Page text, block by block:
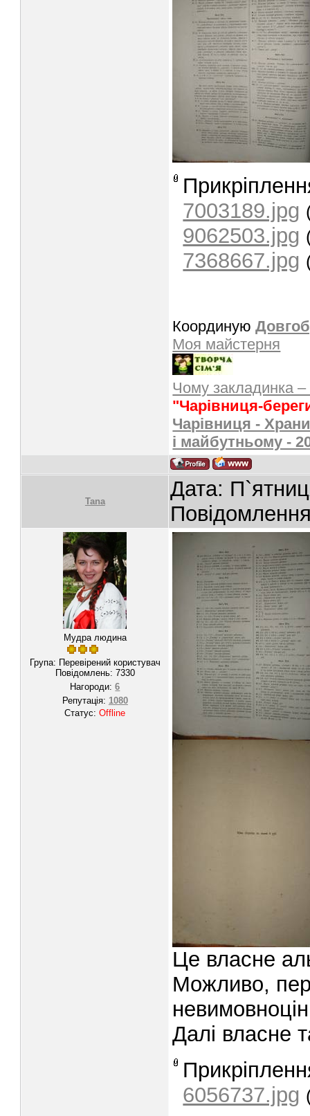
7003189.jpg
9062503.jpg
7368667.jpg
Координую
Моя майстерня
Чому закладинка
"Чарівниця-
Чарівниця -
і майбутньому -
Tana
Дата:
Мудра людина
Група: Перевірений користувач
Повідомлень: 7330
Нагороди:6
Репутація: 1080
Статус:Offline
Це власне
Можливо,
Далі власне
6056737.jpg